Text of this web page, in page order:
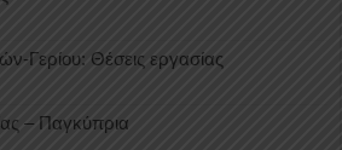
Γερίου: Θέσεις εργασίας
– Παγκύπρια